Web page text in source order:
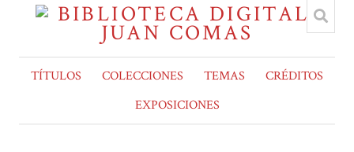
TÍTULOS COLECCIONES TEMAS
CRÉDITOS
EXPOSICIONES